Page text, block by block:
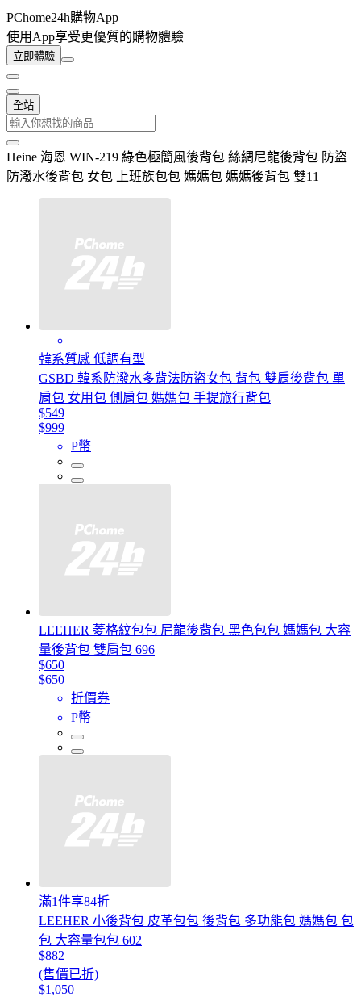
PChome24h購物App
使用App享受更優質的購物體驗
立即體驗
全站
Heine 海恩 WIN-219 綠色極簡風後背包 絲綢尼龍後背包 防盜
防潑水後背包 女包 上班族包包 媽媽包 媽媽後背包 雙11
韓系質感 低調有型
GSBD 韓系防潑水多背法防盜女包 背包 雙肩後背包 單
肩包 女用包 側肩包 媽媽包 手提旅行背包
$549
$999
P幣
LEEHER 菱格紋包包 尼龍後背包 黑色包包 媽媽包 大容
量後背包 雙肩包 696
$650
$650
折價券
P幣
滿1件享84折
LEEHER 小後背包 皮革包包 後背包 多功能包 媽媽包 包
包 大容量包包 602
$882
(售價已折)
$1,050